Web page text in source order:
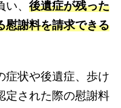
い、後遺症が残った
慰謝料を請求できる
症状や後遺症、歩け
定された際の慰謝料